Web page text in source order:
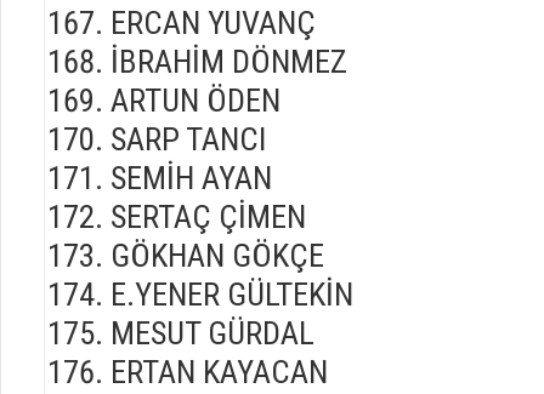
ERCAN YUVANÇ
İBRAHİM DÖNMEZ
ARTUN ÖDEN
SARP TANCI
SEMİH AYAN
SERTAÇ ÇİMEN
GÖKHAN GÖKÇE
E.YENER GÜLTEKİN
MESUT GÜRDAL
ERTAN KAYACAN